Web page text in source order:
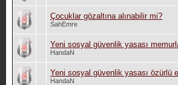
Çocuklar gözaltına alınabilir mi?
SahEmre
Yeni sosyal güvenlik yasası
HandaN
Yeni sosyal güvenlik yasası özürlü
HandaN